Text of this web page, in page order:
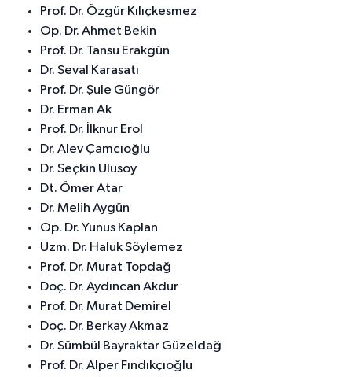
Prof. Dr. Özgür Kılıçkesmez
Op. Dr. Ahmet Bekin
Prof. Dr. Tansu Erakgün
Dr. Seval Karasatı
Prof. Dr. Şule Güngör
Dr. Erman Ak
Prof. Dr. İlknur Erol
Dr. Alev Çamcıoğlu
Dr. Seçkin Ulusoy
Dt. Ömer Atar
Dr. Melih Aygün
Op. Dr. Yunus Kaplan
Uzm. Dr. Haluk Söylemez
Prof. Dr. Murat Topdağ
Doç. Dr. Aydıncan Akdur
Prof. Dr. Murat Demirel
Doç. Dr. Berkay Akmaz
Dr. Sümbül Bayraktar Güzeldağ
Prof. Dr. Alper Fındıkçıoğlu